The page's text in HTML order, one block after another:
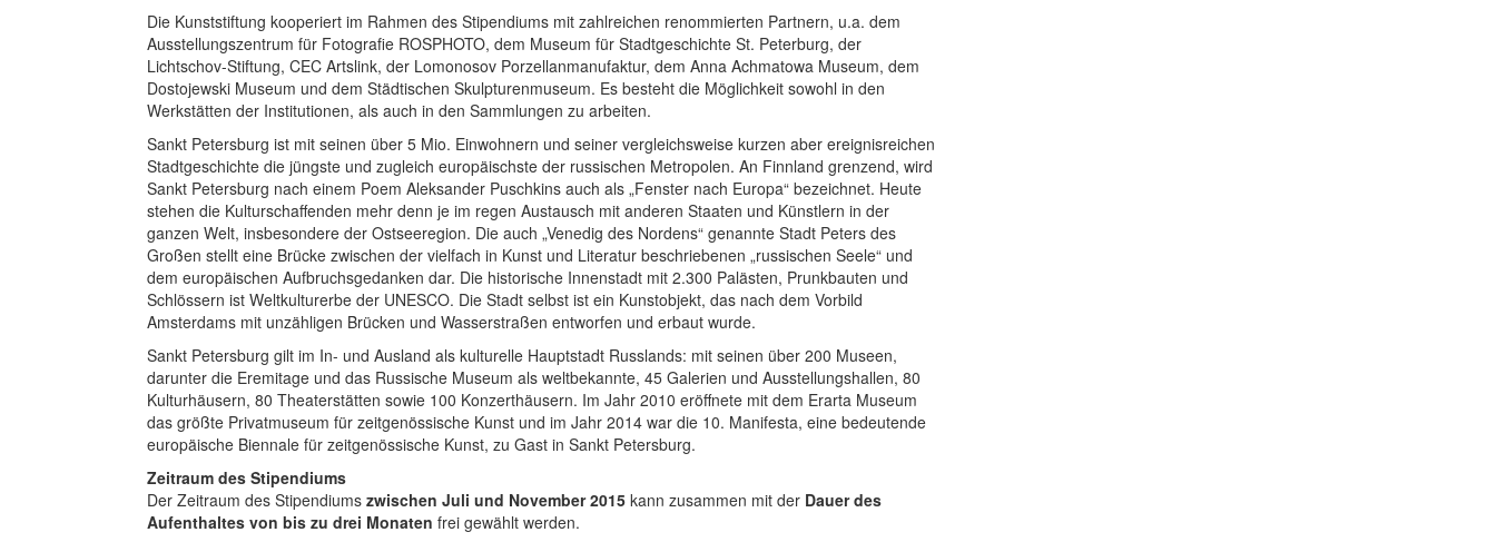
Die Kunststiftung kooperiert im Rahmen des Stipendiums mit zahlreichen renommierten Partnern, u.a. dem
Ausstellungszentrum für Fotografie ROSPHOTO, dem Museum für Stadtgeschichte St. Peterburg, der
Lichtschov-Stiftung, CEC Artslink, der Lomonosov Porzellanmanufaktur, dem Anna Achmatowa Museum, dem
Dostojewski Museum und dem Städtischen Skulpturenmuseum. Es besteht die Möglichkeit sowohl in den
Werkstätten der Institutionen, als auch in den Sammlungen zu arbeiten.
Sankt Petersburg ist mit seinen über 5 Mio. Einwohnern und seiner vergleichsweise kurzen aber ereignisreichen
Stadtgeschichte die jüngste und zugleich europäischste der russischen Metropolen. An Finnland grenzend, wird
Sankt Petersburg nach einem Poem Aleksander Puschkins auch als „Fenster nach Europa“ bezeichnet. Heute
stehen die Kulturschaffenden mehr denn je im regen Austausch mit anderen Staaten und Künstlern in der
ganzen Welt, insbesondere der Ostseeregion. Die auch „Venedig des Nordens“ genannte Stadt Peters des
Großen stellt eine Brücke zwischen der vielfach in Kunst und Literatur beschriebenen „russischen Seele“ und
dem europäischen Aufbruchsgedanken dar. Die historische Innenstadt mit 2.300 Palästen, Prunkbauten und
Schlössern ist Weltkulturerbe der UNESCO. Die Stadt selbst ist ein Kunstobjekt, das nach dem Vorbild
Amsterdams mit unzähligen Brücken und Wasserstraßen entworfen und erbaut wurde.
Sankt Petersburg gilt im In- und Ausland als kulturelle Hauptstadt Russlands: mit seinen über 200 Museen,
darunter die Eremitage und das Russische Museum als weltbekannte, 45 Galerien und Ausstellungshallen, 80
Kulturhäusern, 80 Theaterstätten sowie 100 Konzerthäusern. Im Jahr 2010 eröffnete mit dem Erarta Museum
das größte Privatmuseum für zeitgenössische Kunst und im Jahr 2014 war die 10. Manifesta, eine bedeutende
europäische Biennale für zeitgenössische Kunst, zu Gast in Sankt Petersburg.
Zeitraum des Stipendiums
Der Zeitraum des Stipendiums zwischen Juli und November 2015 kann zusammen mit der Dauer des
Aufenthaltes von bis zu drei Monaten frei gewählt werden.